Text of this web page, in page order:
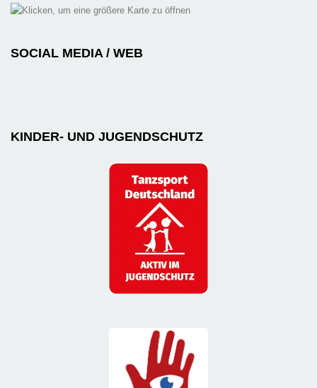
SOCIAL MEDIA / WEB
KINDER- UND JUGENDSCHUTZ